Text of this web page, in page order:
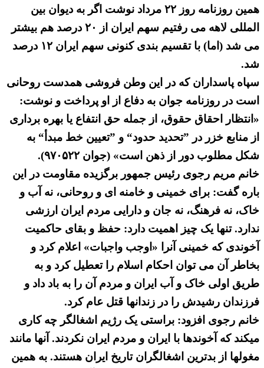
همین روزنامه روز ۲۲ مرداد نوشت اگر به دیوان بین
المللی لاهه می رفتیم سهم ایران از ۲۰ درصد هم بیشتر
می شد (اما) با تقسیم بندی کنونی سهم ایران ۱۲ درصد
شد.
سپاه پاسداران که در این وطن فروشی همدست روحانی
است در روزنامه جوان به دفاع از او پرداخت و نوشت:
«انتظار احقاق حقوق، از جمله حق انتفاع یا بهره برداری
از منابع خزر در ”تحدید حدود“ و ”تعیین خط مبدأ“ به
شکل مطلوب دور از ذهن است» (جوان ۹۷۰۵۲۲).
خانم مریم رجوی رئیس جمهور برگزیده مقاومت در این
باره گفت: برای خمینی و خامنه ای و روحانی، نه آب و
خاک، نه فرهنگ، نه جان و دارایی مردم ایران ارزشی
ندارد. تنها یک چیز اهمیت دارد: حفظ و بقای حاکمیت
آخوندی که خمینی آنرا «اوجب واجبات» اعلام کرد و
بخاطر آن می توان احکام اسلام را تعطیل کرد و به
طریق اولی خاک و آب ایران و مردم آن را به باد داد و
فرزندان رشیدش را در زندانها قتل عام کرد.
خانم رجوی افزود: براستی یک رژیم اشغالگر چه کاری
میکند که آخوندها با ایران و مردم ایران نکردند. آنها مانند
مغولها از بدترین اشغالگران تاریخ ایران هستند. به همین